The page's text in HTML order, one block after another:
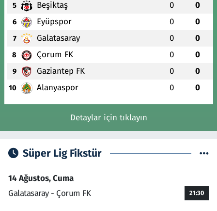
5 Beşiktaş 0 0
6 Eyüpspor 0 0
7 Galatasaray 0 0
8 Çorum FK 0 0
9 Gaziantep FK 0 0
10 Alanyaspor 0 0
Detaylar için tıklayın
Süper Lig Fikstür
14 Ağustos, Cuma
Galatasaray - Çorum FK
21:30